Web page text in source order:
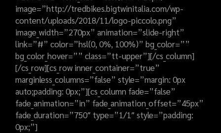
image=”http://tredbikes.bigtwinitalia.com/wp-
content/uploads/2018/11/logo-piccolo.png”
image_width=”270px” animation=”slide-right”
link=”#” color=”hsl(0, 0%, 100%)” bg_color=””
bg_color_hover=”” class=”tt-upper”][/cs_column]
[/cs_row][cs_row inner_container=”true”
marginless_columns=”false” style=”margin: 0px
auto;padding: 0px;”][cs_column fade=”false”
fade_animation=”in” fade_animation_offset=”45px”
fade_duration=”750″ type=”1/1″ style=”padding:
0px;”]